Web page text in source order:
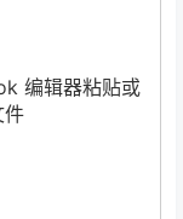
编辑器粘贴或
件